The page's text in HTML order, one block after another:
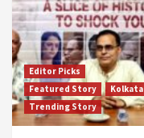
Editor Picks
Featured Story
Kolkata
Trending Story